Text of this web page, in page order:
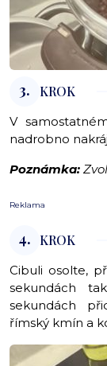
3. KROK
V
nadrobno
Poznámka:
Reklama
4. KROK
Cibuli osolte,
sekundách
sekundách
římský kmín a